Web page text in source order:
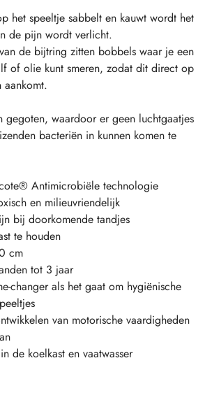
het speeltje sabbelt en kauwt wordt het
de pijn wordt verlicht.
de bijtring zitten bobbels waar je een
of olie kunt smeren, zodat dit direct op
gegoten, waardoor er geen luchtgaatjes
bacteriën in kunnen komen te
Antimicrobiële technologie
en milieuvriendelijk
bij doorkomende tandjes
te houden
cm
tot 3 jaar
changer als het gaat om hygiënische
van motorische vaardigheden
de koelkast en vaatwasser